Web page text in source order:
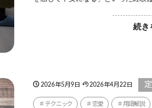
続き
2026年5月9日 2026年4月22日
テクニック 恋愛 用語解説